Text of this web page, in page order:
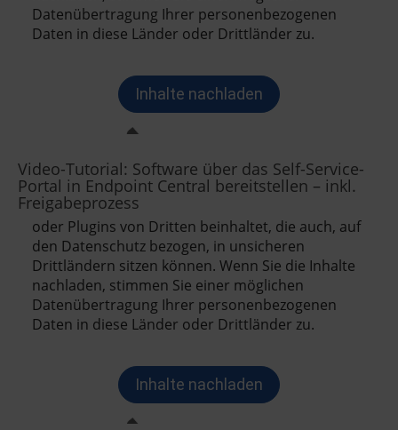
Video-Tutorial: Software über das Self-Service-
Portal in Endpoint Central bereitstellen – inkl.
Freigabeprozess